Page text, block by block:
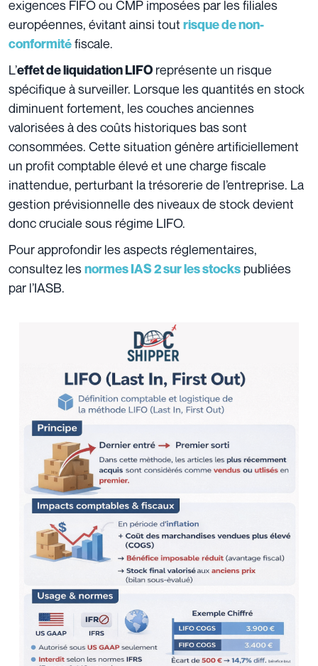
exigences FIFO ou CMP imposées par les filiales
européennes, évitant ainsi tout risque de non-
conformitéfiscale.
L’effet de liquidation LIFO représente un risque
spécifique à surveiller. Lorsque les quantités en stock
diminuent fortement, les couches anciennes
valorisées à des coûts historiques bas sont
consommées. Cette situation génère artificiellement
un profit comptable élevé et une charge fiscale
inattendue, perturbant la trésorerie de l’entreprise. La
gestion prévisionnelle des niveaux de stock devient
donc cruciale sous régime LIFO.
Pour approfondir les aspects réglementaires,
consultez lesnormes IAS 2 sur les stocks publiées
par l’IASB.